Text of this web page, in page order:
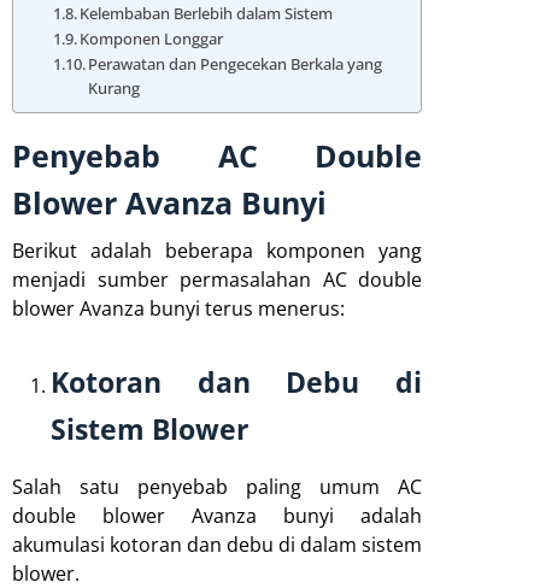
Kelembaban Berlebih dalam Sistem
Komponen Longgar
Perawatan dan Pengecekan Berkala yang
Kurang
Penyebab AC Double
Blower Avanza Bunyi
Berikut adalah beberapa komponen yang
menjadi sumber permasalahan AC double
blower Avanza bunyi terus menerus:
Kotoran dan Debu di
Sistem Blower
Salah satu penyebab paling umum AC
double blower Avanza bunyi adalah
akumulasi kotoran dan debu di dalam sistem
blower.